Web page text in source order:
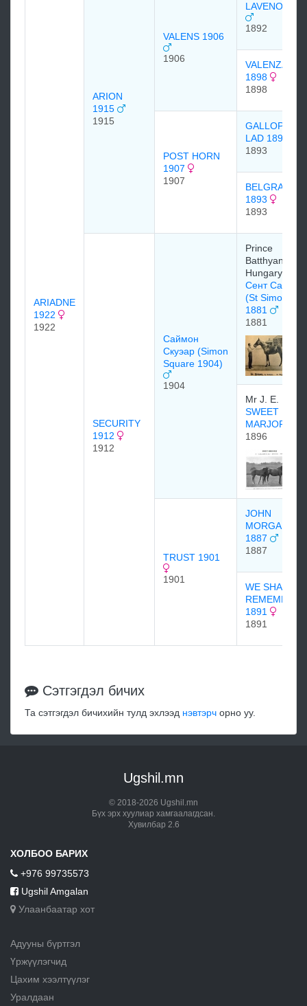
ARIADNE
1922
1922
ARION
1915
1915
VALENS 1906
1906
LAVENO 1892
1892
VALENZA
1898
1898
POST HORN
1907
1907
GALLOPING
LAD 1893
1893
BELGRAVIA
1893
1893
SECURITY
1912
1912
Саймон
Скуэар (Simon
Square 1904)
1904
Prince
Batthyany of
Hungary
Сент Саймон
(St Simon)
1881
1881
Mr J. E. Platt
SWEET
MARJORIE
1896
TRUST 1901
1901
JOHN
MORGAN
1887
1887
WE SHALL
REMEMBER
1891
1891
Сэтгэгдэл бичих
Та сэтгэгдэл бичихийн тулд эхлээд нэвтэрч орно уу.
Ugshil.mn
© 2018-2026 Ugshil.mn
Бүх эрх хуулиар хамгаалагдсан.
Хувилбар 2.6
ХОЛБОО БАРИХ
+976 99735573
Ugshil Amgalan
Улаанбаатар хот
Адууны бүртгэл
Үржүүлэгчид
Цахим хээлтүүлэг
Уралдаан